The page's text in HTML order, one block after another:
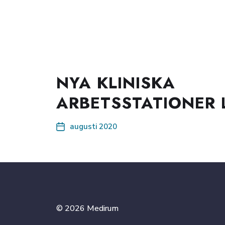
NYA KLINISKA
ARBETSSTATIONER
augusti 2020
© 2026 Medirum